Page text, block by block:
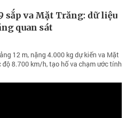
sắp va Mặt Trăng: dữ liệu
quan sát
12 m, nặng 4.000 kg dự kiến va Mặt
8.700 km/h, tạo hố va chạm ước tính